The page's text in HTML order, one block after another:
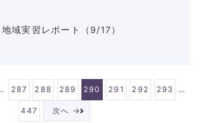
地域実習レポート（9/17）
287 288 289 290 291 292 293 …
447 次へ →